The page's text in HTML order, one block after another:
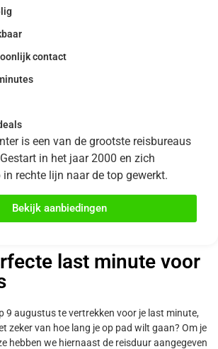
contact
is een van de grootste reisbureaus
in het jaar 2000 en zich
rechte lijn naar de top gewerkt.
Bekijk aanbiedingen
last minute voor
9 augustus te vertrekken voor je last minute,
zeker van hoe lang je op pad wilt gaan? Om je
hebben we hiernaast de reisduur aangegeven